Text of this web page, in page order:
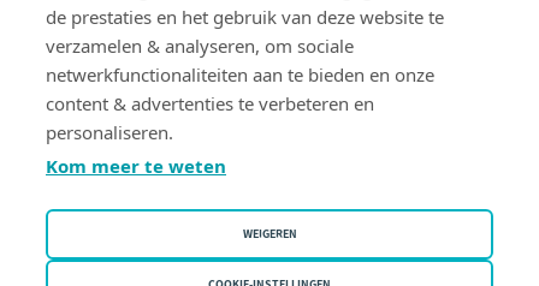
VIND EEN NOTARIS
Gebruiksvoorwaarden
Privacy policy
de prestaties en het gebruik van deze website te
verzamelen & analyseren, om sociale
netwerkfunctionaliteiten aan te bieden en onze
content & advertenties te verbeteren en
personaliseren.
Kom meer te weten
WEIGEREN